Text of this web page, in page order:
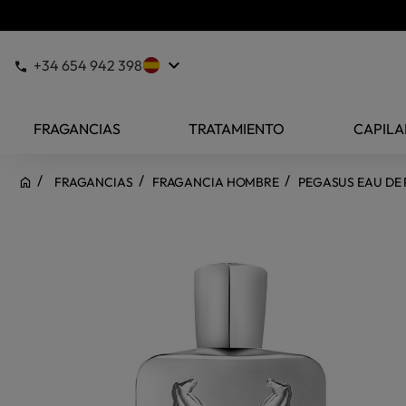
+34 654 942 398 keyboard_arrow_down
FRAGANCIAS TRATAMIENTO
FRAGANCIAS FRAGANCIA HOMBRE PEGASUS EAU DE